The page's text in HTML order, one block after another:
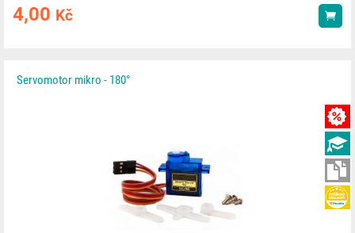
4,00 Kč
Servomotor mikro - 180°